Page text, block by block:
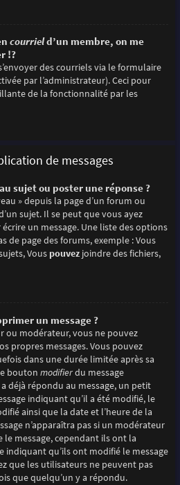
courrield’un membre, on me
!?
des courriels via le formulaire
par l’administrateur). Ceci pour
de la fonctionnalité par les
de messages
sujet ou poster une réponse ?
» depuis la page d’un forum ou
sujet. Il se peut que vous ayez
un message. Une liste des options
de page des forums, exemple : Vous
Vous pouvezjoindre des fichiers,
un message ?
ou modérateur, vous ne pouvez
propres messages. Vous pouvez
dans une durée limitée après sa
bouton modifierdu message
déjà répondu au message, un petit
indiquant qu’il a été modifié, le
ainsi que la date et l’heure de la
n’apparaîtra pas si un modérateur
message, cependant ils ont la
indiquant qu’ils ont modifié le message
que les utilisateurs ne peuvent pas
que quelqu’un y a répondu.